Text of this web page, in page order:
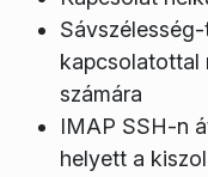
kapcsolatottal
számára
IMAP SSH-n
helyett a